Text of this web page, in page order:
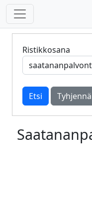
Ristikkosana
Tyhjennä